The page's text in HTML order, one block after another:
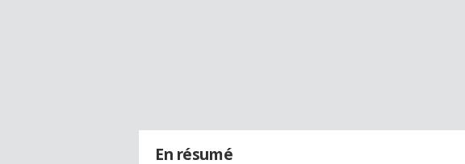
En résumé